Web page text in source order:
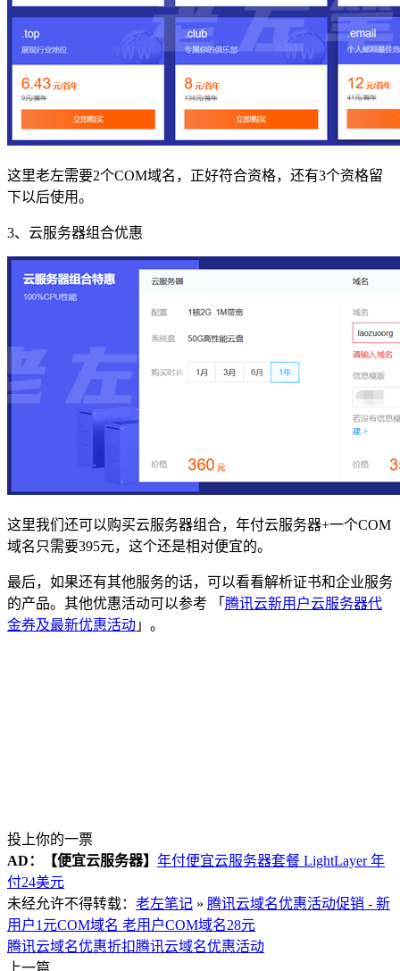
这里老左需要2个COM域名，正好符合资格，还有3个资格留
下以后使用。
3、云服务器组合优惠
这里我们还可以购买云服务器组合，年付云服务器+一个COM
域名只需要395元，这个还是相对便宜的。
最后，如果还有其他服务的话，可以看看解析证书和企业服务
的产品。其他优惠活动可以参考 「 腾讯云新用户云服务器代
金券及最新优惠活动 」。
投上你的一票
AD：
【便宜云服务器】 年付便宜云服务器套餐 LightLayer 年
付24美元
未经允许不得转载： 老左笔记 » 腾讯云域名优惠活动促销 - 新
用户1元COM域名 老用户COM域名28元
腾讯云域名优惠折扣 腾讯云域名优惠活动
上一篇